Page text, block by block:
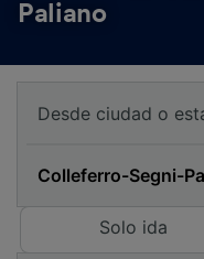
Paliano
Solo ida